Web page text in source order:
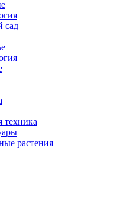
сад
техника
растения